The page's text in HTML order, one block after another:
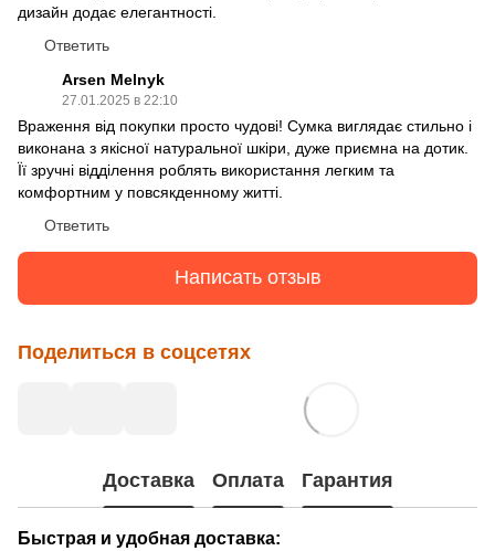
дизайн додає елегантності.
Ответить
Arsen Melnyk
27.01.2025 в 22:10
Враження від покупки просто чудові! Сумка виглядає стильно і
виконана з якісної натуральної шкіри, дуже приємна на дотик.
Її зручні відділення роблять використання легким та
комфортним у повсякденному житті.
Ответить
Написать отзыв
Поделиться в соцсетях
Доставка Оплата Гарантия
Быстрая и удобная доставка: